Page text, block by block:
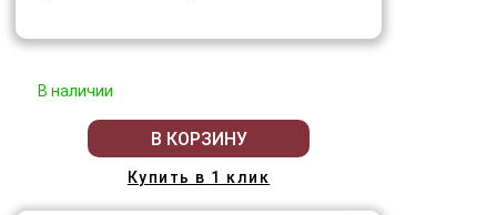
В наличии
В КОРЗИНУ
Купить в 1 клик